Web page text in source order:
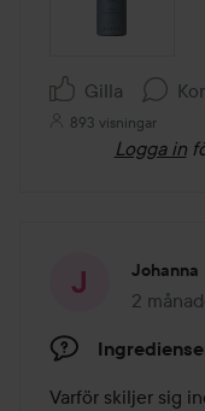
Gilla
893 visningar
Logga in
Johanna
2
Inlägget
Varför skiljer sig